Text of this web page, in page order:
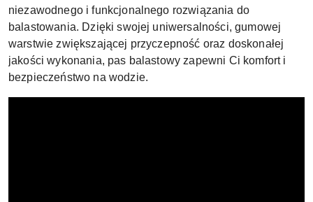
niezawodnego i funkcjonalnego rozwiązania do
balastowania. Dzięki swojej uniwersalności, gumowej
warstwie zwiększającej przyczepność oraz doskonałej
jakości wykonania, pas balastowy zapewni Ci komfort i
bezpieczeństwo na wodzie.